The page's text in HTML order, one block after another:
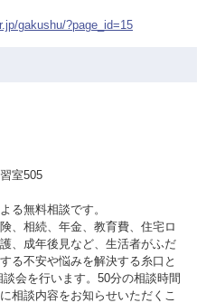
gakushu/?page_id=15
室505
る無料相談です。
、相続、年金、教育費、住宅ロ
、成年後見など、生活者がふだ
る不安や悩みを解決する糸口と
会を行います。50分の相談時間
相談内容をお知らせいただくこ